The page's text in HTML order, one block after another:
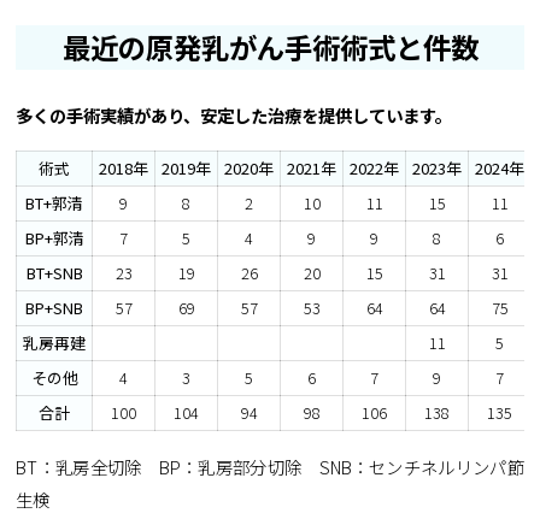
最近の原発乳がん手術術式と件数
多くの手術実績があり、安定した治療を提供しています。
術式 2018年 2019年 2020年 2021年 2022年 2023年
2024年
BT+郭清
9 8 2 10 11 15
11
BP+郭清
7 5 4 9 9 8
6
BT+SNB
23 19 26 20 15 31
31
BP+SNB
57 69 57 53 64 64
75
乳房再建
11
5
その他
4 3 5 6 7 9
7
合計
100 104 94 98 106 138 135
BT：乳房全切除 BP：乳房部分切除 SNB：センチネルリンパ節
生検